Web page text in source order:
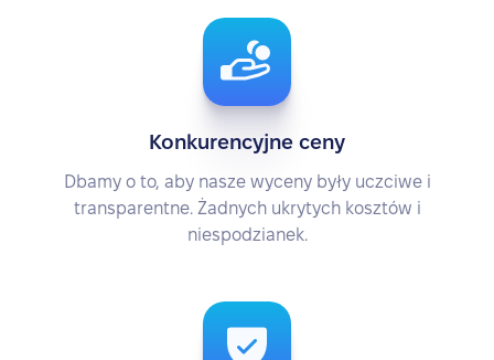
Konkurencyjne ceny
Dbamy o to, aby nasze wyceny były uczciwe i
transparentne. Żadnych ukrytych kosztów i
niespodzianek.